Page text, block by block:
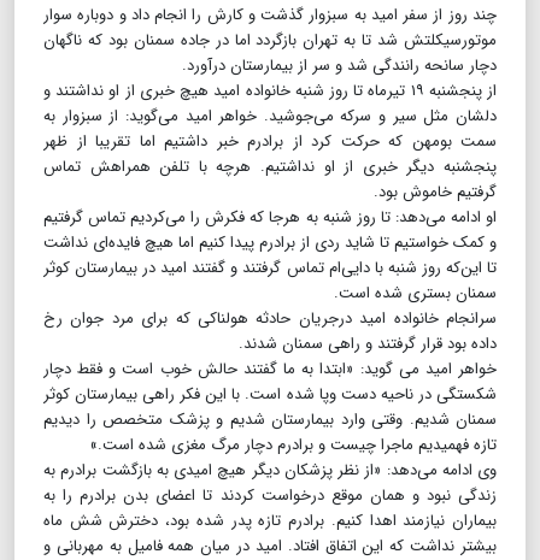
چند روز از سفر امید به سبزوار گذشت و کارش را انجام داد و دوباره سوار
موتورسیکلتش شد تا به تهران بازگردد اما در جاده سمنان بود که ناگهان
دچار سانحه رانندگی شد و سر از بیمارستان درآورد.
از پنجشنبه ۱۹ تیرماه تا روز شنبه خانواده امید هیچ خبری از او نداشتند و
دلشان مثل سیر و سرکه می‌جوشید. خواهر امید می‌گوید: از سبزوار به
سمت بومهن که حرکت کرد از برادرم خبر داشتیم اما تقریبا از ظهر
پنجشنبه دیگر خبری از او نداشتیم. هرچه با تلفن همراهش تماس
گرفتیم خاموش بود.
او ادامه می‌دهد: تا روز شنبه به هرجا که فکرش را می‌کردیم تماس گرفتیم
و کمک خواستیم تا شاید ردی از برادرم پیدا کنیم اما هیچ فایده‌ای نداشت
تا این‌که روز شنبه با دایی‌ام تماس گرفتند و گفتند امید در بیمارستان کوثر
سمنان بستری شده است.
سرانجام خانواده امید درجریان حادثه هولناکی که برای مرد جوان رخ
داده بود قرار گرفتند و راهی سمنان شدند.
خواهر امید می گوید: «ابتدا به ما گفتند حالش خوب است و فقط دچار
شکستگی در ناحیه دست وپا شده است. با این فکر راهی بیمارستان کوثر
سمنان شدیم. وقتی وارد بیمارستان شدیم و پزشک متخصص را دیدیم
تازه فهمیدیم ماجرا چیست و برادرم دچار مرگ مغزی شده است.»
وی ادامه می‌دهد: «از نظر پزشکان دیگر هیچ امیدی به بازگشت برادرم به
زندگی نبود و همان موقع درخواست کردند تا اعضای بدن برادرم را به
بیماران نیازمند اهدا کنیم. برادرم تازه پدر شده بود، دخترش شش ماه
بیشتر نداشت که این اتفاق افتاد. امید در میان همه فامیل به مهربانی و